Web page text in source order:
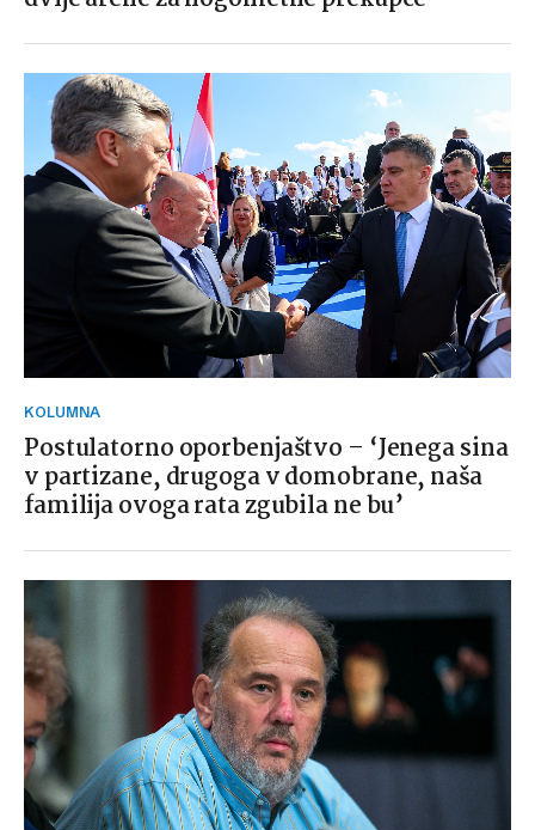
KOLUMNA
Postulatorno oporbenjaštvo – ‘Jenega sina
v partizane, drugoga v domobrane, naša
familija ovoga rata zgubila ne bu’